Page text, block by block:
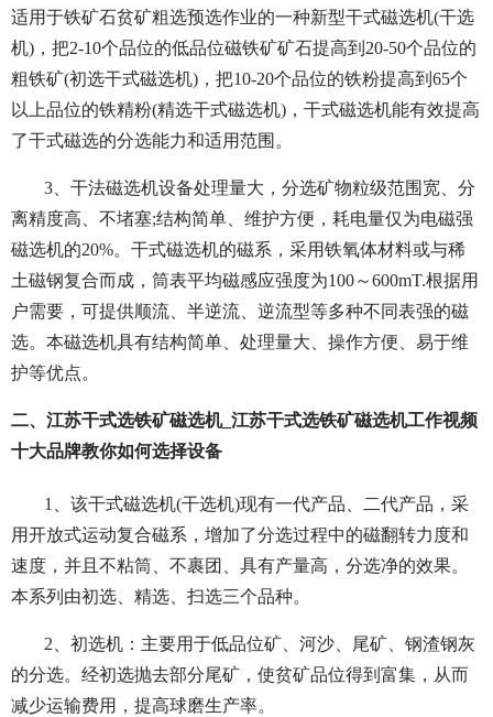
适用于铁矿石贫矿粗选预选作业的一种新型干式磁选机(干选
机)，把2-10个品位的低品位磁铁矿矿石提高到20-50个品位的
粗铁矿(初选干式磁选机)，把10-20个品位的铁粉提高到65个
以上品位的铁精粉(精选干式磁选机)，干式磁选机能有效提高
了干式磁选的分选能力和适用范围。
3、干法磁选机设备处理量大，分选矿物粒级范围宽、分
离精度高、不堵塞;结构简单、维护方便，耗电量仅为电磁强
磁选机的20%。干式磁选机的磁系，采用铁氧体材料或与稀
土磁钢复合而成，筒表平均磁感应强度为100～600mT.根据用
户需要，可提供顺流、半逆流、逆流型等多种不同表强的磁
选。本磁选机具有结构简单、处理量大、操作方便、易于维
护等优点。
二、江苏干式选铁矿磁选机_江苏干式选铁矿磁选机工作视频
十大品牌教你如何选择设备
1、该干式磁选机(干选机)现有一代产品、二代产品，采
用开放式运动复合磁系，增加了分选过程中的磁翻转力度和
速度，并且不粘筒、不裹团、具有产量高，分选净的效果。
本系列由初选、精选、扫选三个品种。
2、初选机：主要用于低品位矿、河沙、尾矿、钢渣钢灰
的分选。经初选抛去部分尾矿，使贫矿品位得到富集，从而
减少运输费用，提高球磨生产率。